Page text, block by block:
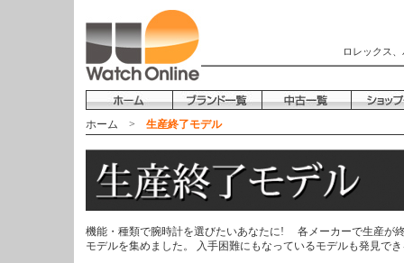
ロレックス
ホーム > 生産終了モデル
機能・種類で腕時計を選びたいあなたに! 各メーカーで生産が
モデルを集めました。 入手困難にもなっているモデルも発見で